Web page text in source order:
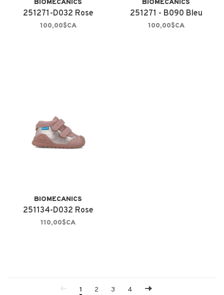
BIOMECANICS
251271-D032 Rose
100,00$CA
BIOMECANICS
251271 - B090 Bleu
100,00$CA
BIOMECANICS
251134-D032 Rose
110,00$CA
1 2 3
4